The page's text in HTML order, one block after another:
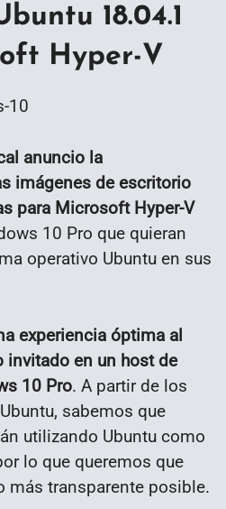
18.04.1
Hyper-V
anuncio la
imágenes de escritorio
para Microsoft Hyper-V
10 Pro que quieran
operativo Ubuntu en sus
experiencia óptima al
invitado en un host de
10 Pro. A partir de los
sabemos que
utilizando Ubuntu como
lo que queremos que
más transparente posible.